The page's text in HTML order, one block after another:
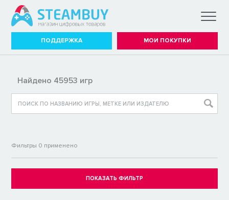
ПОДДЕРЖКА МОИ ПОКУПКИ
Найдено 45953 игр
Фильтры 0 применено